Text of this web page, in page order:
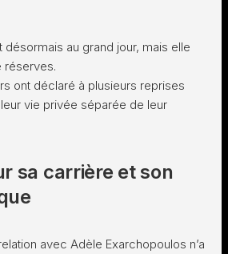
désormais au grand jour, mais elle
réserves.
ont déclaré à plusieurs reprises
leur vie privée séparée de leur
sa carrière et son
avec Adèle Exarchopoulos n’a